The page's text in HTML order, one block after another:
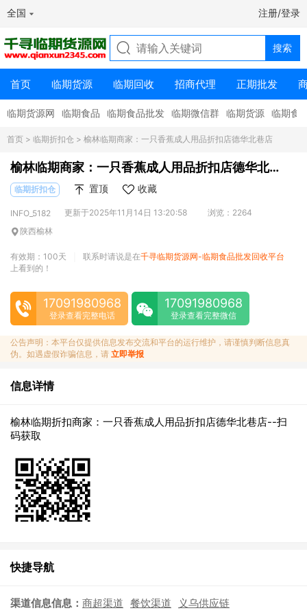
全国 注册/登录
首页 临期货源 临期回收 招商代理 正期批发
临期货源网 临期食品 临期食品批发 临期微信群 临期货源 临期食
首页 > 临期折扣仓 > 榆林临期商家：一只香蕉成人用品折扣店德华北巷店
榆林临期商家：一只香蕉成人用品折扣店德华北
巷店
临期折扣仓 置顶 收藏
INFO_5182 更新于2025年11月14日 13:20:58
浏览：2264
陕西榆林
有效期：100天 联系时请说是在千寻临期货源网-临期食品批发回收平台
上看到的！
17091980968
登录查看完整电话
17091980968
登录查看完整微信
公告声明：本平台仅提供信息发布交流和平台的运行维护，请谨慎判断信息真
伪。如遇虚假诈骗信息，请 立即举报
信息详情
榆林临期折扣商家：一只香蕉成人用品折扣店德华北巷店--扫
码获取
快捷导航
渠道信息信息： 商超渠道 餐饮渠道 义乌供应链